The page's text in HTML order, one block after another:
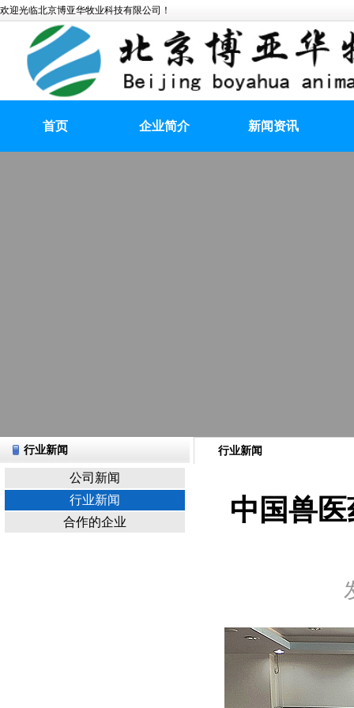
欢迎光临北京博亚华牧业科技有限公司！
首页 企业简介 新闻资讯
行业新闻
公司新闻
行业新闻
合作的企业
行业新闻
中国兽